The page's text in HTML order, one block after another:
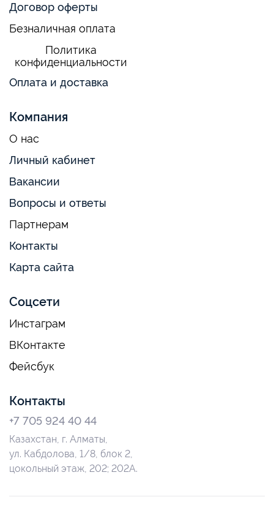
Договор оферты
Безналичная оплата
Политика
конфиденциальности
Оплата и доставка
Компания
О нас
Личный кабинет
Вакансии
Вопросы и ответы
Партнерам
Контакты
Карта сайта
Соцсети
Инстаграм
ВКонтакте
Фейсбук
Контакты
+7 705 924 40 44
Казахстан, г. Алматы,
ул. Кабдолова, 1/8, блок 2,
цокольный этаж, 202; 202А.